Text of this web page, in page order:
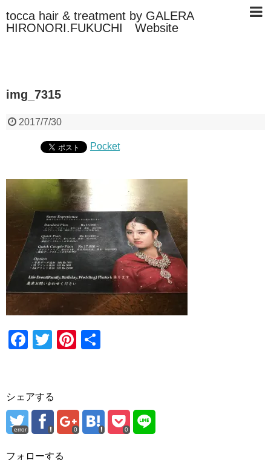
tocca hair & treatment by GALERA
HIRONORI.FUKUCHI Website
img_7315
2017/7/30
Pocket
F
e
b
o
T
er
Pi
st
シェアする
error 0 0
フォローする